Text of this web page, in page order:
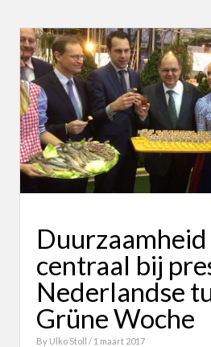
centraal bij
Nederlandse
Grüne Woche
By Ulko Stoll / 1 maart 2017